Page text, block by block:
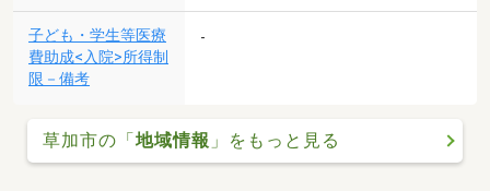
子ども・学生等医療
費助成<入院>所得制
限－備考
-
草加市の「 地域情報 」をもっと見る